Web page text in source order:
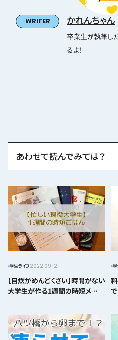
かれんちゃん
卒業生が執筆し
るよ！
あわせて読んでみては？
学生ライフ2022.09.12
【自炊がめんどくさい】時間がない
大学生が作る1週間の時短メ
学